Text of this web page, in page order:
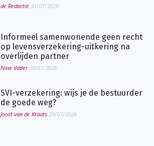
de Redactie 31/07/2026
Informeel samenwonende geen recht
op levensverzekering-uitkering na
overlijden partner
Nine Vader 30/07/2026
SVI-verzekering: wijs je de bestuurder
de goede weg?
Joost van de Kraats 29/07/2026